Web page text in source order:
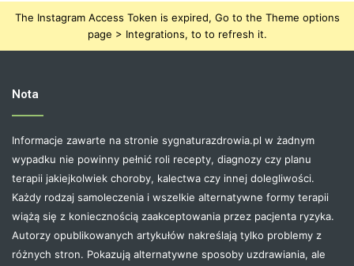
The Instagram Access Token is expired, Go to the Theme options
page > Integrations, to to refresh it.
Nota
Informacje zawarte na stronie sygnaturazdrowia.pl w żadnym
wypadku nie powinny pełnić roli recepty, diagnozy czy planu
terapii jakiejkolwiek choroby, kalectwa czy innej dolegliwości.
Każdy rodzaj samoleczenia i wszelkie alternatywne formy terapii
wiążą się z koniecznością zaakceptowania przez pacjenta ryzyka.
Autorzy opublikowanych artykułów nakreślają tylko problemy z
różnych stron. Pokazują alternatywne sposoby uzdrawiania, ale